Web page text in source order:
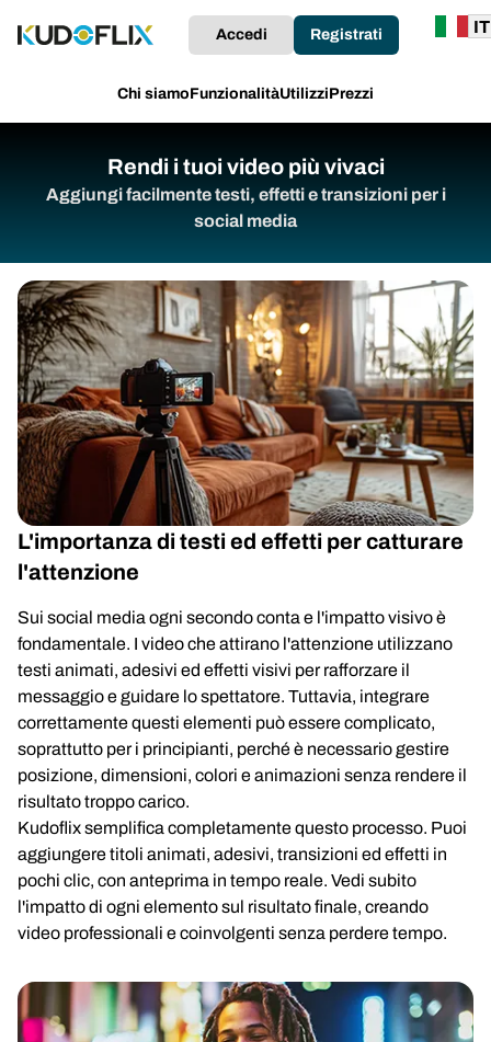
Chi siamoFunzionalitàUtilizziPrezzi
Accedi Registrati
Rendi i tuoi video più vivaci
Aggiungi facilmente testi, effetti e transizioni per i
social media
L'importanza di testi ed effetti per catturare
l'attenzione
Sui social media ogni secondo conta e l'impatto visivo è
fondamentale. I video che attirano l'attenzione utilizzano
testi animati, adesivi ed effetti visivi per rafforzare il
messaggio e guidare lo spettatore. Tuttavia, integrare
correttamente questi elementi può essere complicato,
soprattutto per i principianti, perché è necessario gestire
posizione, dimensioni, colori e animazioni senza rendere il
risultato troppo carico.
Kudoflix semplifica completamente questo processo. Puoi
aggiungere titoli animati, adesivi, transizioni ed effetti in
pochi clic, con anteprima in tempo reale. Vedi subito
l'impatto di ogni elemento sul risultato finale, creando
video professionali e coinvolgenti senza perdere tempo.